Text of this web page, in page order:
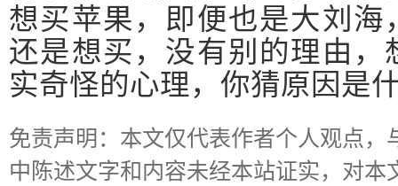
想买苹果，即便也是大刘
还是想买，没有别的理由
实奇怪的心理，你猜原因是
免责声明：本文仅代表作者个人观点
中陈述文字和内容未经本站证实，对